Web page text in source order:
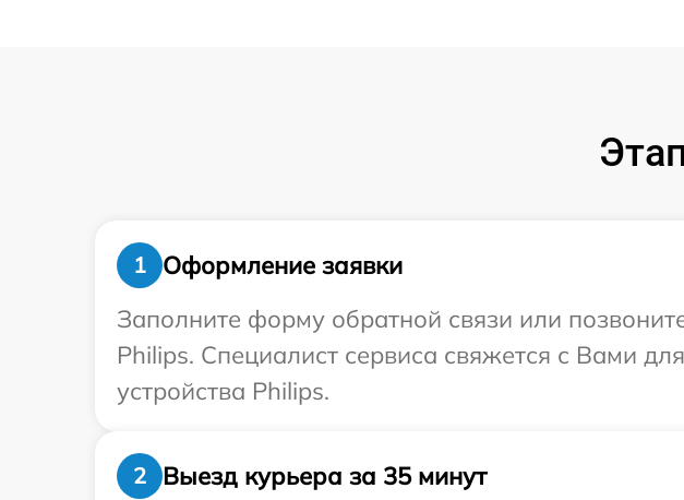
1
Оформление заявки
Заполните форму обратной связи или
Philips. Специалист сервиса свяжется с Вами
устройства Philips.
2
Выезд курьера за 35 минут